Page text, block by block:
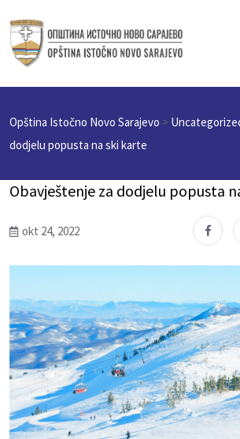
Opština Istočno Novo Sarajevo >
dodjelu popusta na ski karte
Obavještenje za dodjelu popusta
okt 24, 2022